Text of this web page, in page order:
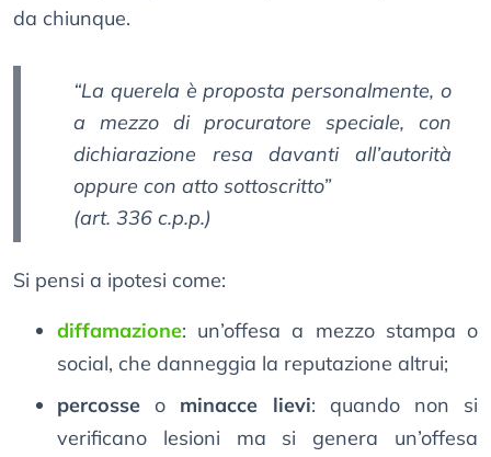
da chiunque.
“La querela è proposta personalmente, o
a mezzo di procuratore speciale, con
dichiarazione resa davanti all’autorità
oppure con atto sottoscritto”
(art. 336 c.p.p.)
Si pensi a ipotesi come:
diffamazione: un’offesa a mezzo stampa o
social, che danneggia la reputazione altrui;
percosse o minacce lievi: quando non si
verificano lesioni ma si genera un’offesa